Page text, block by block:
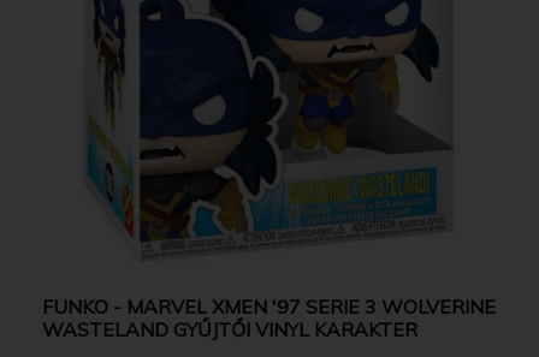
FUNKO - MARVEL XMEN '97 SERIE 3 WOLVERINE
WASTELAND GYŰJTŐI VINYL KARAKTER